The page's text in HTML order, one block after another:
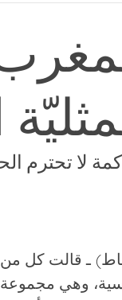
لا تحترم
ـ قالت كل
وهي مجموعة